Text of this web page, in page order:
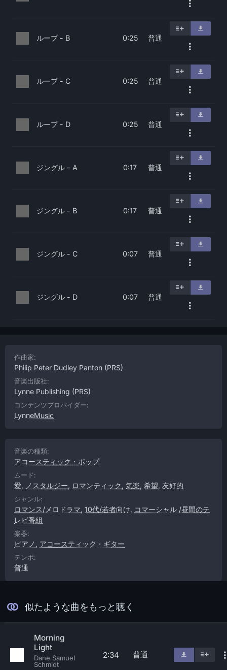
ループ - B 0:25 普通
ループ - C 0:25 普通
ループ - D 0:25 普通
ジングル - A 0:17 普通
ジングル - B 0:17 普通
ジングル - C 0:07 普通
ジングル - D 0:07 普通
作曲家:
Philip Peter Dudley Panton (PRS)
音楽出版社:
Lynne Publishing (PRS)
コンテンツプロバイダー:
LynneMusic
音楽の種類:
アコースティック・ポップ
ムード:
愛, ノスタルジー, ロマンティック , 気楽, 希望, 友好的
ジャンル:
ロマンス/メロドラマ, 10代/若者向け, コマーシャル /昼間のテ
レビ番組
楽器:
ピアノ , アコースティック・ギター
テンポ:
普通
似たような曲をもっと聴く
Morning
Light
Dane Samuel
Schmidt
2:34 普通